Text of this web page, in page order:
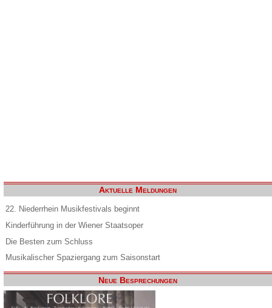
Aktuelle Meldungen
22. Niederrhein Musikfestivals beginnt
Kinderführung in der Wiener Staatsoper
Die Besten zum Schluss
Musikalischer Spaziergang zum Saisonstart
Neue Besprechungen